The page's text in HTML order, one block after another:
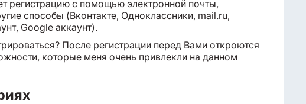
регистрацию с помощью электронной почты,
способы (Вконтакте, Одноклассники, mail.ru,
Google аккаунт).
После регистрации перед Вами откроются
которые меня очень привлекли на данном